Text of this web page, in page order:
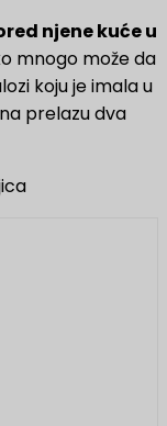
njene kuće u
mnogo može da
koju je imala u
prelazu dva